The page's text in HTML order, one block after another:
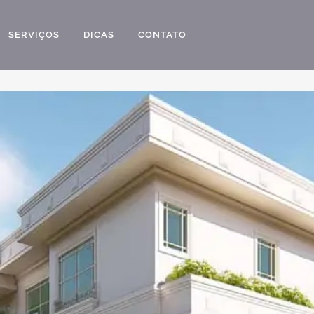
SERVIÇOS DICAS CONTATO